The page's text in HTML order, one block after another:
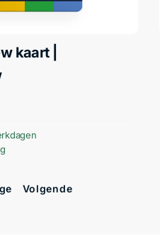
kaart |
Volgende